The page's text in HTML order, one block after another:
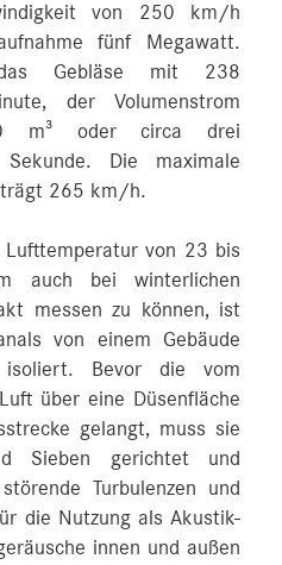
von 250 km/h
fünf Megawatt.
Gebläse mit 238
der Volumenstrom
m³ oder circa drei
Sekunde. Die maximale
265 km/h.
Lufttemperatur von 23 bis
auch bei winterlichen
messen zu können, ist
von einem Gebäude
Bevor die vom
über eine Düsenfläche
gelangt, muss sie
Sieben gerichtet und
Turbulenzen und
die Nutzung als Akustik-
innen und außen